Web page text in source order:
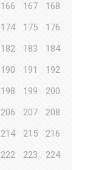
166 167
168
174 175
176
182 183
184
190 191
192
198 199
200
206 207
208
214 215
216
222 223
224